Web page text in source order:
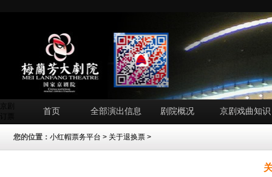
首页 全部演出信息 剧院概况 京剧戏曲知识
您的位置： 小红帽票务平台 > 关于退换票 >